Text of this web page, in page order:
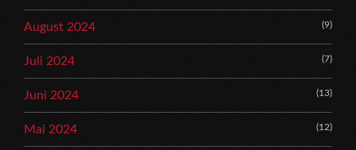
August 2024 (9)
Juli 2024 (7)
Juni 2024 (13)
Mai 2024 (12)